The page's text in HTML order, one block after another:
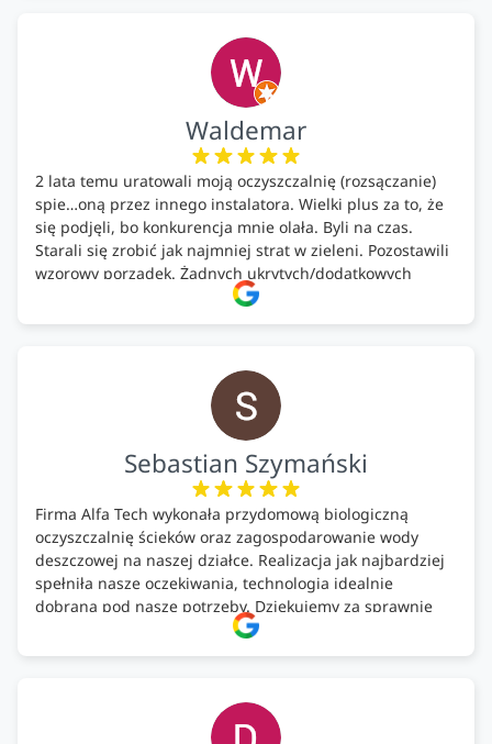
ekologicznych rozwiązań!🍀
Waldemar
2 lata temu uratowali moją oczyszczalnię (rozsączanie)
spie…oną przez innego instalatora. Wielki plus za to, że
się podjęli, bo konkurencja mnie olała. Byli na czas.
Starali się zrobić jak najmniej strat w zieleni. Pozostawili
wzorowy porządek. Żadnych ukrytych/dodatkowych
kosztów. Zaskoczenie. Kontakt bardzo OK. Obsługa
pomontażowa również OK. A ich środki do oczyszczalni –
Sebastian Szymański
Firma Alfa Tech wykonała przydomową biologiczną
oczyszczalnię ścieków oraz zagospodarowanie wody
deszczowej na naszej działce. Realizacja jak najbardziej
spełniła nasze oczekiwania, technologia idealnie
dobrana pod nasze potrzeby. Dziękujemy za sprawnie
wykonany montaż w świetnej atmosferze! Polecam!